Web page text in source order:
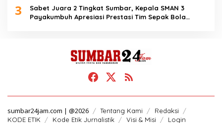
3
Sabet Juara 2 Tingkat Sumbar, Kepala SMAN 3
Payakumbuh Apresiasi Prestasi Tim Sepak Bola
sumbar24jam.com | @2026 Tentang Kami
Redaksi
KODE ETIK
Kode Etik Jurnalistik Visi & Misi Login